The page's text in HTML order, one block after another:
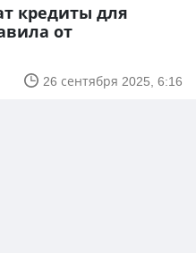
кредиты для
от
26 сентября 2025, 6:16